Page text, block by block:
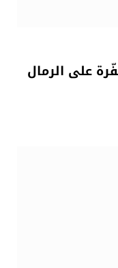
على الرمال